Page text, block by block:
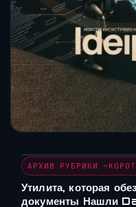
АРХИВ РУБРИКИ
Утилита, которая
документы Нашли